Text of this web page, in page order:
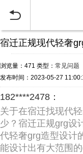

宿迁正规现代轻奢
浏览量：471 类型： 常见问题
发布时间：2023-05-27
182****2478：
关于在宿迁找现代
少？宿迁正规grg设
代轻奢grg造型设计
能设计出有大范围